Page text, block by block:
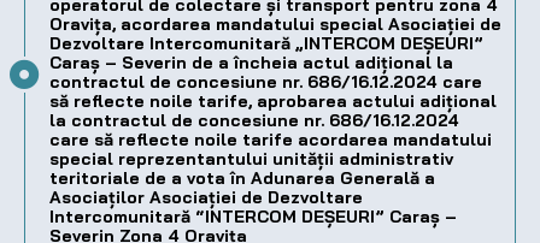
operatorul de colectare și transport pentru zona 4
Oravița, acordarea mandatului special Asociației de
Dezvoltare Intercomunitară „INTERCOM DEȘEURI”
Caraș – Severin de a încheia actul adițional la
contractul de concesiune nr. 686/16.12.2024 care
să reflecte noile tarife, aprobarea actului adițional
la contractul de concesiune nr. 686/16.12.2024
care să reflecte noile tarife acordarea mandatului
special reprezentantului unității administrativ
teritoriale de a vota în Adunarea Generală a
Asociaților Asociației de Dezvoltare
Intercomunitară “INTERCOM DEȘEURI” Caraș –
Severin Zona 4 Oravița